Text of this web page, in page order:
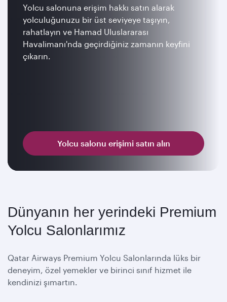
Yolcu salonuna erişim hakkı satın alarak
yolculuğunuzu bir üst seviyeye taşıyın,
rahatlayın ve Hamad Uluslararası
Havalimanı'nda geçirdiğiniz zamanın keyfini
çıkarın.
Yolcu salonu erişimi satın alın
Dünyanın her yerindeki Premium
Yolcu Salonlarımız
Qatar Airways Premium Yolcu Salonlarında lüks bir
deneyim, özel yemekler ve birinci sınıf hizmet ile
kendinizi şımartın.